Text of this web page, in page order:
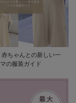
ちゃんとの新しい一
の服装ガイド